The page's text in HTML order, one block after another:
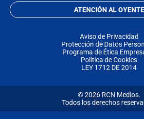
ATENCIÓN AL OYENTE
Aviso de Privacidad
Protección de Datos
Programa de Ética
Política de Cookies
LEY 1712 DE 2014
© 2026 RCN Medios.
Todos los derechos